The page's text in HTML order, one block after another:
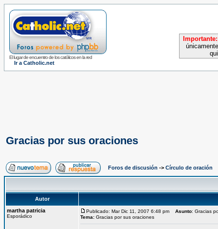
El lugar de encuentro de los católicos en la red
Ir a Catholic.net
Importante:
Gracias por sus oraciones
Foros de discusión -> Círculo de oración
Autor
martha patricia
Esporádico
Publicado: Mar Dic 11, 2007 6:48 pm Asunto: Gracias
Tema: Gracias por sus oraciones